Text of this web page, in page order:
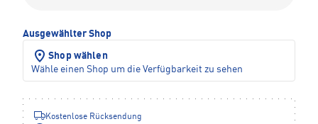
Ausgewählter Shop
Shop wählen
Wähle einen Shop um die Verfügbarkeit zu sehen
Kostenlose Rücksendung